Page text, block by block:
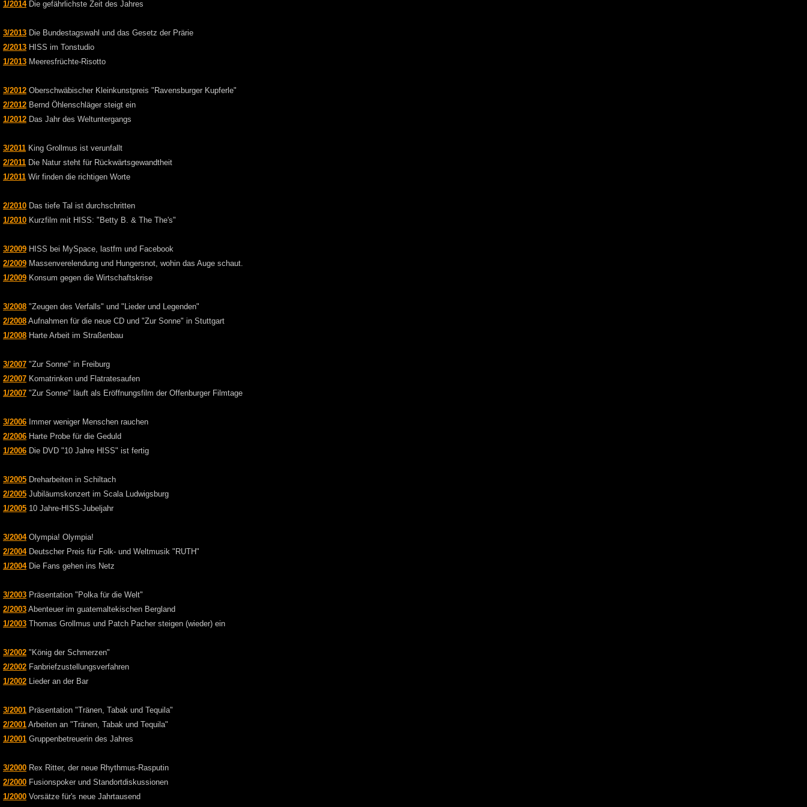
1/2014Die gefährlichste Zeit des Jahres
3/2013 Die Bundestagswahl und das Gesetz der Prärie
2/2013 HISS im Tonstudio
1/2013 Meeresfrüchte-Risotto
3/2012 Oberschwäbischer Kleinkunstpreis "Ravensburger Kupferle"
2/2012 Bernd Öhlenschläger steigt ein
1/2012 Das Jahr des Weltuntergangs
3/2011 King Grollmus ist verunfallt
2/2011 Die Natur steht für Rückwärtsgewandtheit
1/2011 Wir finden die richtigen Worte
2/2010 Das tiefe Tal ist durchschritten
1/2010 Kurzfilm mit HISS: "Betty B. & The The's"
3/2009 HISS bei MySpace, lastfm und Facebook
2/2009 Massenverelendung und Hungersnot, wohin das Auge schaut.
1/2009 Konsum gegen die Wirtschaftskrise
3/2008 "Zeugen des Verfalls" und "Lieder und Legenden"
2/2008 Aufnahmen für die neue CD und "Zur Sonne" in Stuttgart
1/2008 Harte Arbeit im Straßenbau
3/2007 "Zur Sonne" in Freiburg
2/2007 Komatrinken und Flatratesaufen
1/2007 "Zur Sonne" läuft als Eröffnungsfilm der Offenburger Filmtage
3/2006 Immer weniger Menschen rauchen
2/2006 Harte Probe für die Geduld
1/2006 Die DVD "10 Jahre HISS" ist fertig
3/2005 Dreharbeiten in Schiltach
2/2005 Jubiläumskonzert im Scala Ludwigsburg
1/2005 10 Jahre-HISS-Jubeljahr
3/2004Olympia! Olympia!
2/2004Deutscher Preis für Folk- und Weltmusik "RUTH"
1/2004Die Fans gehen ins Netz
3/2003 Präsentation "Polka für die Welt"
2/2003 Abenteuer im guatemaltekischen Bergland
1/2003 Thomas Grollmus und Patch Pacher steigen (wieder) ein
3/2002 "König der Schmerzen"
2/2002 Fanbriefzustellungsverfahren
1/2002 Lieder an der Bar
3/2001 Präsentation "Tränen, Tabak und Tequila"
2/2001 Arbeiten an "Tränen, Tabak und Tequila"
1/2001 Gruppenbetreuerin des Jahres
3/2000 Rex Ritter, der neue Rhythmus-Rasputin
2/2000 Fusionspoker und Standortdiskussionen
1/2000 Vorsätze für's neue Jahrtausend